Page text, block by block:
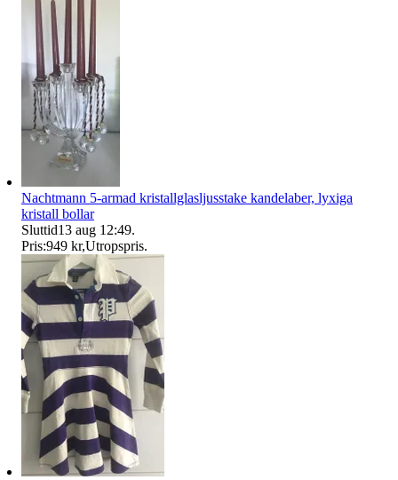
Nachtmann 5-armad kristallglasljusstake kandelaber, lyxiga
kristall bollar
Sluttid13 aug 12:49.
Pris:949 kr,Utropspris.